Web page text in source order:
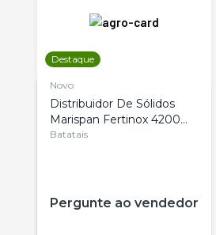
Destaque
Novo
Distribuidor De Sólidos
Marispan Fertinox 4200
Citrus
Batatais
Pergunte ao vendedor